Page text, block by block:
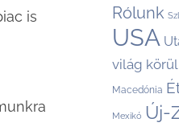
is
Rólunk
USA
világ körül
Macedónia
Mexikó Új-